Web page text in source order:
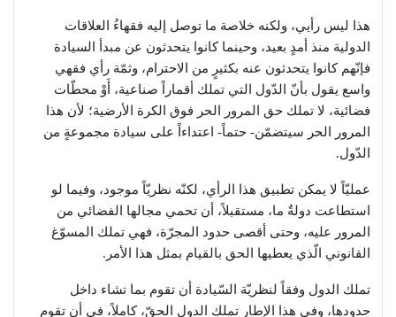
هذا ليس رأيي، ولكنه خلاصة ما توصل إليه فقهاءُ العلاقات
الدولية منذ أمدٍ بعيد، وحينما كانوا يتحدثون عن مبدأ السيادة
فإنّهم كانوا يتحدثون عنه بكثيرٍ من الاحترام، وثمّة رأي فقهي
واسع يقول بأنّ الدّول التي تملك أقماراً صناعية، أَوْ محطّات
فضائية، لا تملك حق المرور الحر فوق الكرة الأرضية؛ لأن هذا
المرور الحر سيتضمّن- حتماً- اعتداءاً على سيادة مجموعةٍ من
الدّول.
عمليّاً لا يمكن تطبيق هذا الرأي، لكنّه نظريّاً موجود، وفيما لو
استطاعت دولةٌ ما، مستقبلاً، أن تحمي مجالها الفضائي من
المرور عليه، وحتى أقصى حدود المجرّة، فهي تملك المسوّغ
القانوني الّذي يعطيها الحق بالقيام بمثل هذا الأمر.
تملك الدول وفقاً لنظريّة السّيادة أن تقوم بما تشاء داخل
حدودها، وفي هذا الإطار تملك الدول الحقّ، كاملاً، في أن تقوم